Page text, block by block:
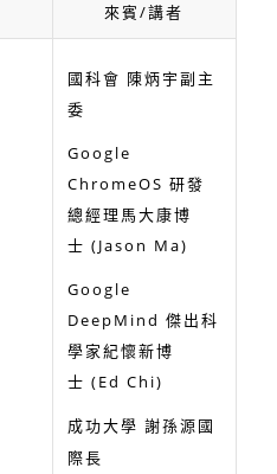
來賓/講者
國科會 陳炳宇副主
委
Google
ChromeOS 研發
總經理馬大康博
士 (Jason Ma)
Google
DeepMind 傑出科
學家紀懷新博
士 (Ed Chi)
成功大學 謝孫源 國
際長